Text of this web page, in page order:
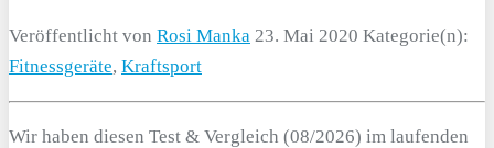
Veröffentlicht von Rosi Manka 23. Mai 2020 Kategorie(n):
Fitnessgeräte, Kraftsport
Wir haben diesen Test & Vergleich (08/2026) im laufenden